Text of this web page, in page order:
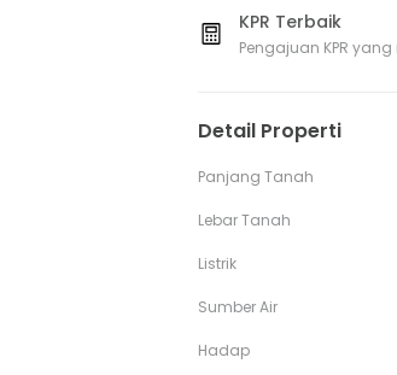
KPR Terbaik
Pengajuan KPR
Detail Properti
Panjang Tanah
Lebar Tanah
Listrik
Sumber Air
Hadap